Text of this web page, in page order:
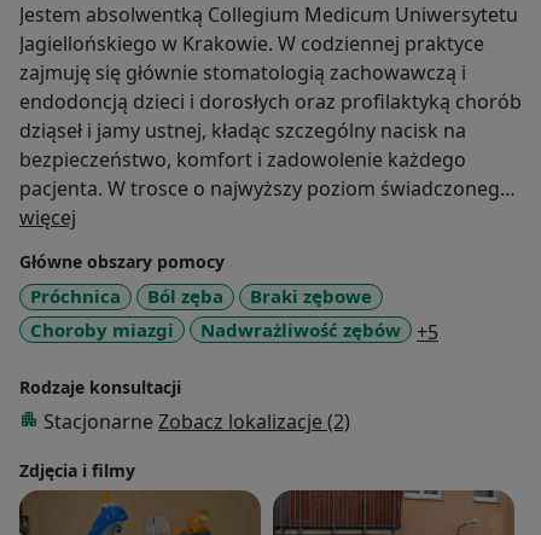
Jestem absolwentką Collegium Medicum Uniwersytetu
Jagiellońskiego w Krakowie. W codziennej praktyce
zajmuję się głównie stomatologią zachowawczą i
endodoncją dzieci i dorosłych oraz profilaktyką chorób
dziąseł i jamy ustnej, kładąc szczególny nacisk na
bezpieczeństwo, komfort i zadowolenie każdego
pacjenta. W trosce o najwyższy poziom świadczonego
leczenia, stale uczestniczę w licznych kursach i
konferencjach, co nie tylko pozwala mi zdobyć
najbardziej aktualną wiedzę, ale również daje mi wiele
radości, ponieważ stomatologia to moja pasja.
więcej
Główne obszary pomocy
Próchnica Ból zęba
Braki zębowe
Choroby miazgi
Nadwrażliwość zębów +5
Rodzaje konsultacji
Stacjonarne Zobacz lokalizacje (2)
Zdjęcia i filmy